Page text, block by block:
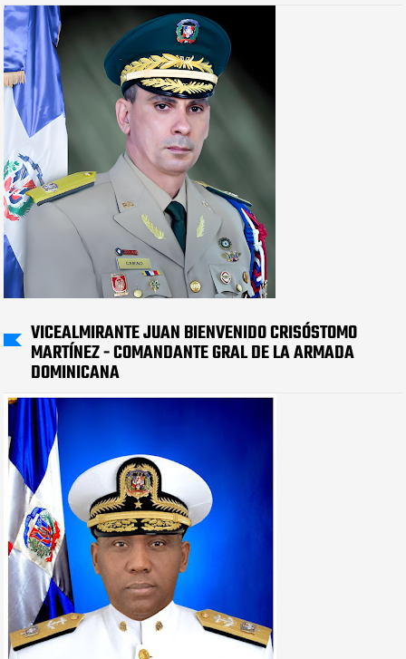
VICEALMIRANTE JUAN BIENVENIDO CRISÓSTOMO
MARTÍNEZ - COMANDANTE GRAL DE LA ARMADA
DOMINICANA